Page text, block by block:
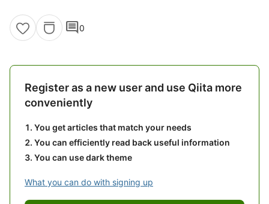
comment0
Register as a new user and use Qiita more
conveniently
You get articles that match your needs
You can efficiently read back useful information
You can use dark theme
What you can do with signing up